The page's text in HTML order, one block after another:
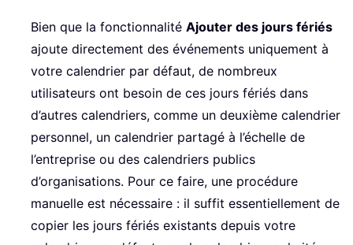
Bien que la fonctionnalité Ajouter des jours fériés
ajoute directement des événements uniquement à
votre calendrier par défaut, de nombreux
utilisateurs ont besoin de ces jours fériés dans
d’autres calendriers, comme un deuxième calendrier
personnel, un calendrier partagé à l’échelle de
l’entreprise ou des calendriers publics
d’organisations. Pour ce faire, une procédure
manuelle est nécessaire : il suffit essentiellement de
copier les jours fériés existants depuis votre